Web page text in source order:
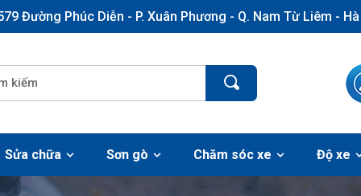
Đường Phúc Diễn - P. Xuân Phương - Q. Nam Từ Liêm -
Sửa chữa Sơn gò Chăm sóc xe Độ xe